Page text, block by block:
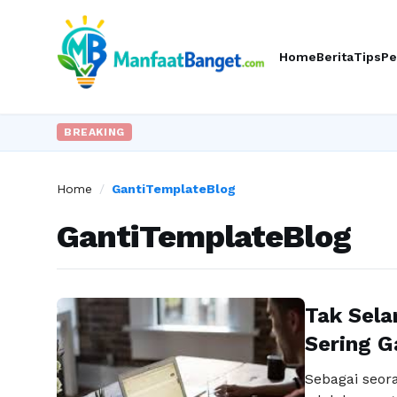
HomeBeritaTips
BREAKING
Home / GantiTemplateBlog
GantiTemplateBlog
Tak
Sering
Sebagai